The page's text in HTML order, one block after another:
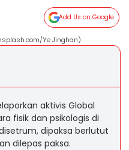
Add Us on Google
Ye Jinghan)
aktivis Global
fisik dan psikologis di
dipaksa berlutut
dilepas paksa.